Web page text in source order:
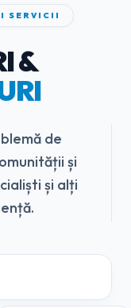
SERVICII
&
de
și
și alți